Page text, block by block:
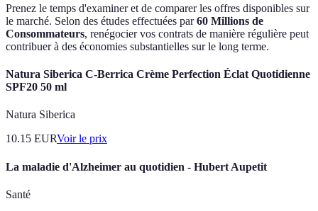
Prenez le temps d'examiner et de comparer les offres disponibles sur
le marché. Selon des études effectuées par60 Millions de
Consommateurs, renégocier vos contrats de manière régulière peut
contribuer à des économies substantielles sur le long terme.
Natura Siberica C-Berrica Crème Perfection Éclat Quotidienne
SPF20 50 ml
Natura Siberica
10.15 EURVoir le prix
La maladie d'Alzheimer au quotidien - Hubert Aupetit
Santé